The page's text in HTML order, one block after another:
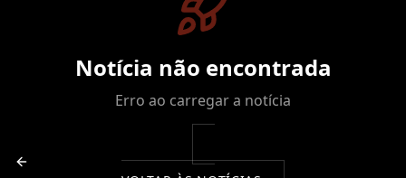
Notícia não encontrada
Erro ao carregar a notícia